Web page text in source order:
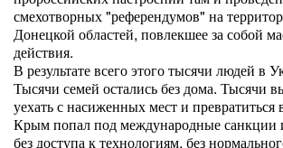
смехотворных "референдумов" на
Донецкой областей, повлекшее за собой
действия.
В результате всего этого тысячи людей в
Тысячи семей остались без дома. Тысячи
уехать с насиженных мест и
Крым попал под международные санкции
без доступа к технологиям, без